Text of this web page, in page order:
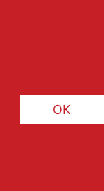
OK
Wind im
und